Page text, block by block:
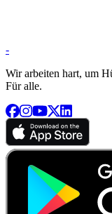
-
Wir arbeiten hart, um
Für alle.